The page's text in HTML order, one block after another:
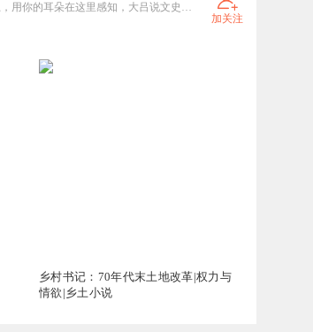
主播招募，作品招募欢迎私信。读万卷书，行万里路，灵魂和肉体总有一个在路上，用你的耳朵在这里感知，大吕说文史，选择最具代表的人文历史作品，让你的耳朵不寂寞。
加关注
乡村书记：70年代末土地改革|权力与
情欲|乡土小说